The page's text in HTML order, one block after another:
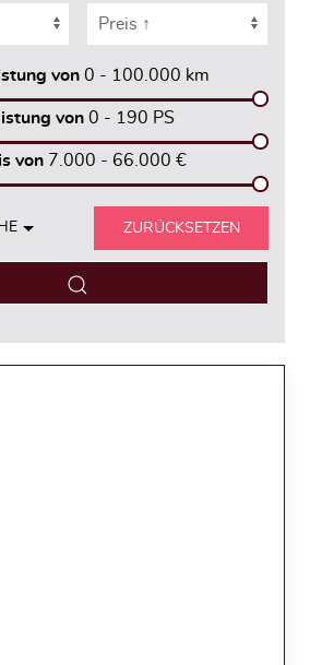
von 0 - 100.000 km
von 0 - 190 PS
von 7.000 - 66.000 €
ZURÜCKSETZEN